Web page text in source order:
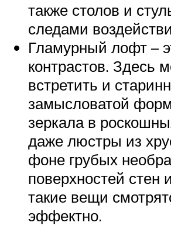
также столов и
следами
Гламурный лофт –
контрастов. Здесь
встретить и
замысловатой
зеркала в
даже люстры из
фоне грубых
поверхностей стен
такие вещи
эффектно.